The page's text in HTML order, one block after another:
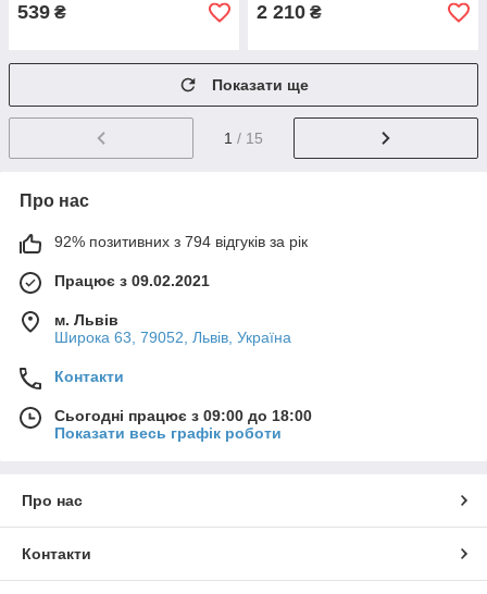
539 ₴ 2 210 ₴
Показати ще
1 / 15
Про нас
92% позитивних з 794 відгуків за рік
Працює з 09.02.2021
м. Львів
Широка 63, 79052, Львів, Україна
Контакти
Сьогодні працює з 09:00 до 18:00
Показати весь графік роботи
Про нас
Контакти